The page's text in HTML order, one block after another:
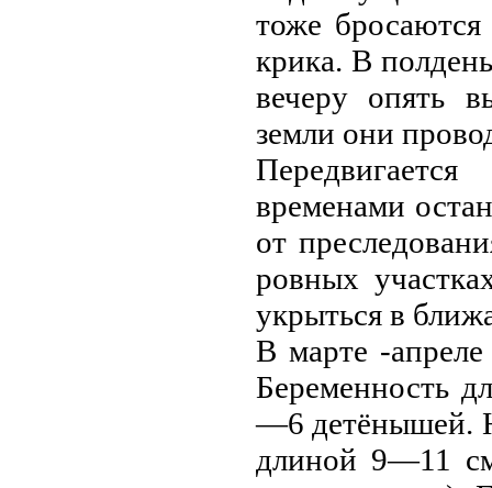
тоже
крика. В
вечеру опять
земли они
временами
от
ровных
укрыться в
В марте -
Беременность
—6 детёнышей.
длиной 9—11